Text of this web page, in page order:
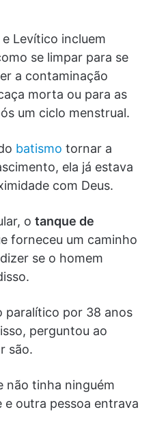
Levítico incluem
se limpar para se
a contaminação
morta ou para as
um ciclo menstrual.
batismo tornar a
ela já estava
com Deus.
o tanque de
forneceu um caminho
se o homem
paralítico por 38 anos
perguntou ao
são.
não tinha ninguém
outra pessoa entrava